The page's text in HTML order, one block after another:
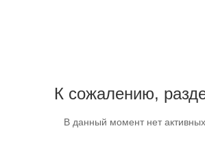
К сожалению,
В данный момент нет